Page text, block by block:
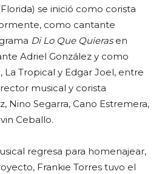
se inició como corista
como cantante
Di Lo Que Quierasen
Adriel González y como
Tropical y Edgar Joel, entre
musical y corista
Nino Segarra, Cano Estremera,
Ceballo.
regresa para homenajear,
Frankie Torres tuvo el